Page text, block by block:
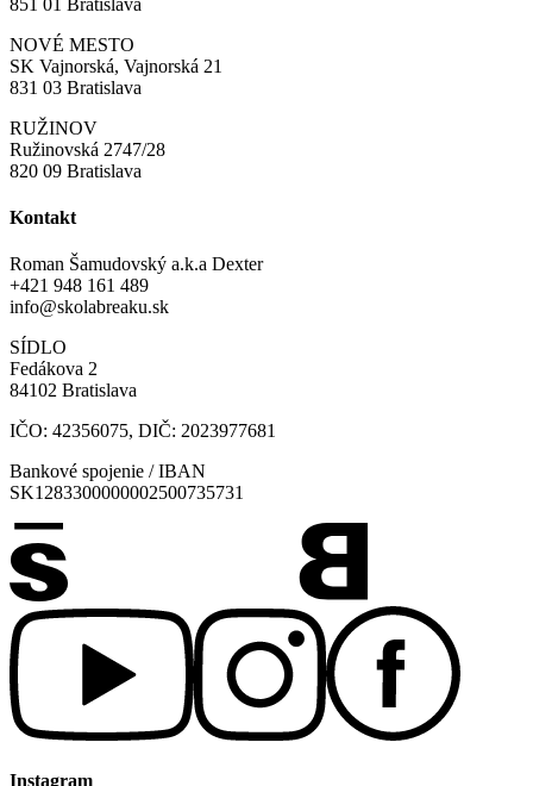
NOVÉ MESTO
SK Vajnorská, Vajnorská 21
831 03 Bratislava
RUŽINOV
Ružinovská 2747/28
820 09 Bratislava
Kontakt
Roman Šamudovský a.k.a Dexter
+421 948 161 489
info@skolabreaku.sk
SÍDLO
Fedákova 2
84102 Bratislava
IČO: 42356075, DIČ: 2023977681
Bankové spojenie / IBAN
SK1283300000002500735731
Instagram